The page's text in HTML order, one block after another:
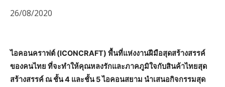
26/08/2020
ไอคอนคราฟต์ (ICONCRAFT) พื้นที่แห่งงานฝีมือสุดสร้างสรรค์
ของคนไทย ที่จะทำให้คุณหลงรักและภาคภูมิใจกับสินค้าไทยสุด
สร้างสรรค์ ณ ชั้น 4 และชั้น 5 ไอคอนสยาม นำเสนอกิจกรรมสุด